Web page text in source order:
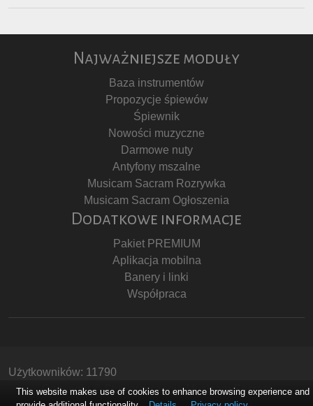
Najważniejsze moduły
Baza instrumentów
Propozycje śpiewów
Śpiewnik
Nowości muzyczne
Darmowe nuty
Antyfony mszalne
Musicam Sacram Rozrywka
Musicam Sacram Ogłoszenia
Dodatkowe informacje
Pakiet PREMIUM
Aplikacja mobilna
Banery i linki
Współpraca
Użytkowników: 11790
Copyright © Stowarzyszenie Musicam Sacram
This website makes use of cookies to enhance browsing experience and